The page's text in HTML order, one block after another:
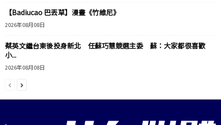
【Badiucao 巴丟草】漫畫《竹維尼》
2026年08月08日
蔡英文繼台東後投身新北 任蘇巧慧競選主委 蘇：大家都很喜歡
小...
2026年08月08日